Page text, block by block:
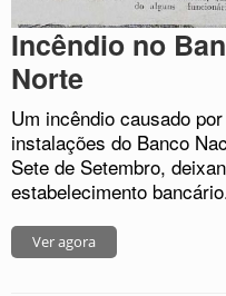
Incêndio no
Norte
Um incêndio causado
instalações do Banco
Sete de Setembro,
estabelecimento
Ver agora